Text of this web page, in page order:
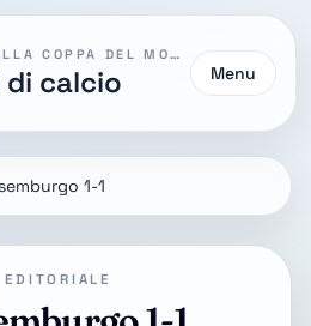
LA STORIA DELLA COPPA DEL MONDO
calcio Menu
1-1